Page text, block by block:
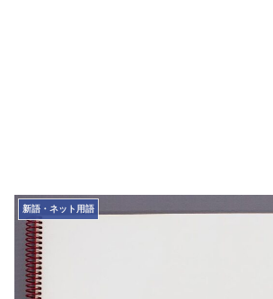
新語・ネット用語